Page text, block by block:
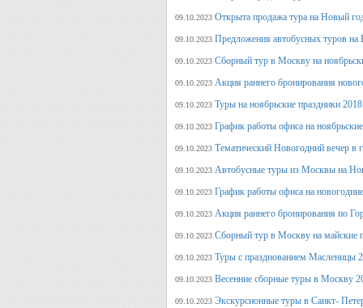
09.10.2023 Открыта продажа тура на Новый
09.10.2023 Предложения автобусных туров
09.10.2023 Сборный тур в Москву на
09.10.2023 Акция раннего бронирования
09.10.2023 Туры на ноябрьские праздники 2018
09.10.2023 График работы офиса на
09.10.2023 Тематический Новогодний вечер
09.10.2023 Автобусные туры из Москвы на
09.10.2023 График работы офиса на
09.10.2023 Акция раннего бронирования по
09.10.2023 Сборный тур в Москву на майские
09.10.2023 Туры с празднованием Масленицы
09.10.2023 Весенние сборные туры в Москву
09.10.2023 Экскурсионные туры в Санкт-